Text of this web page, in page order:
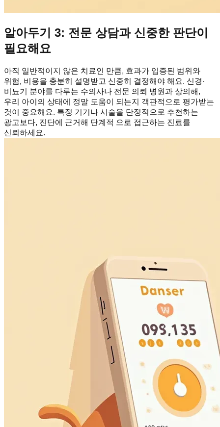
알아두기 3: 전문 상담과 신중한 판단이
필요해요
아직 일반적이지 않은 치료인 만큼, 효과가 입증된 범위와
위험, 비용을 충분히 설명받고 신중히 결정해야 해요. 신경·
비뇨기 분야를 다루는 수의사나 전문 의뢰 병원과 상의해,
우리 아이의 상태에 정말 도움이 되는지 객관적으로 평가받는
것이 중요해요. 특정 기기나 시술을 단정적으로 추천하는
광고보다, 진단에 근거해 단계적 으로 접근하는 진료를
신뢰하세요.